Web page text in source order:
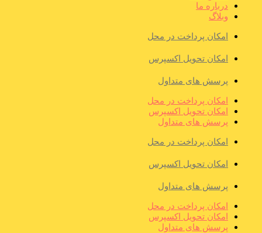
درباره ما
وبلاگ
امکان پرداخت در محل
امکان تحویل اکسپرس
پرسش های متداول
امکان پرداخت در محل
امکان تحویل اکسپرس
پرسش های متداول
امکان پرداخت در محل
امکان تحویل اکسپرس
پرسش های متداول
امکان پرداخت در محل
امکان تحویل اکسپرس
پرسش های متداول